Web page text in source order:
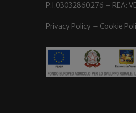
P.I.03032860276 – REA:
Privacy Policy – Cookie